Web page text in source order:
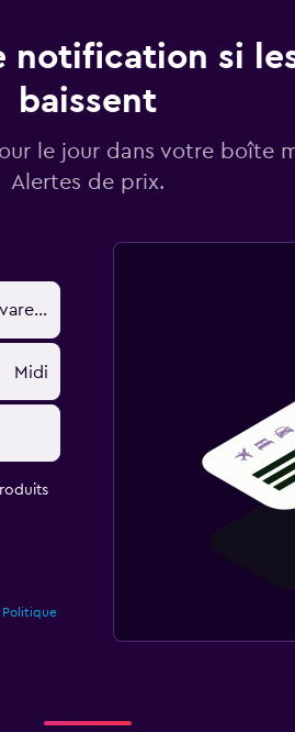
notification si
baissent
le jour dans votre boîte
Alertes de prix.
Midi
Politique